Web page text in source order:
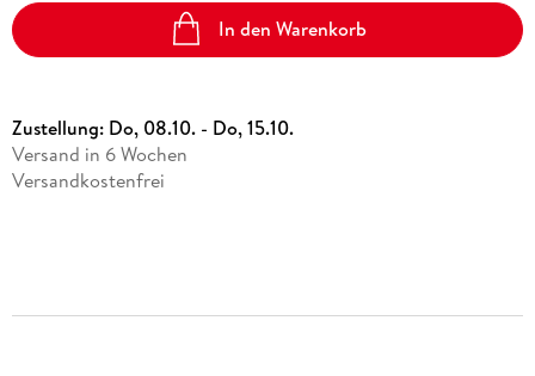
In den Warenkorb
Zustellung: Do, 08.10. - Do, 15.10.
Versand in 6 Wochen
Versandkostenfrei